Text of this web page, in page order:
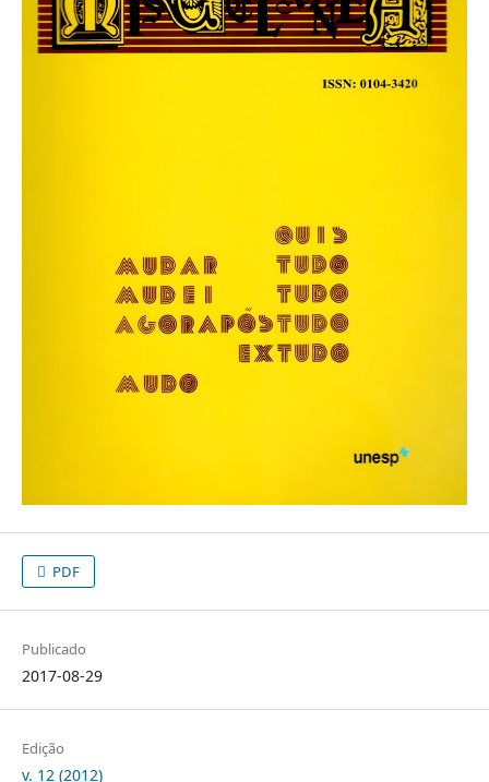
PDF
Publicado
2017-08-29
Edição
v. 12 (2012)